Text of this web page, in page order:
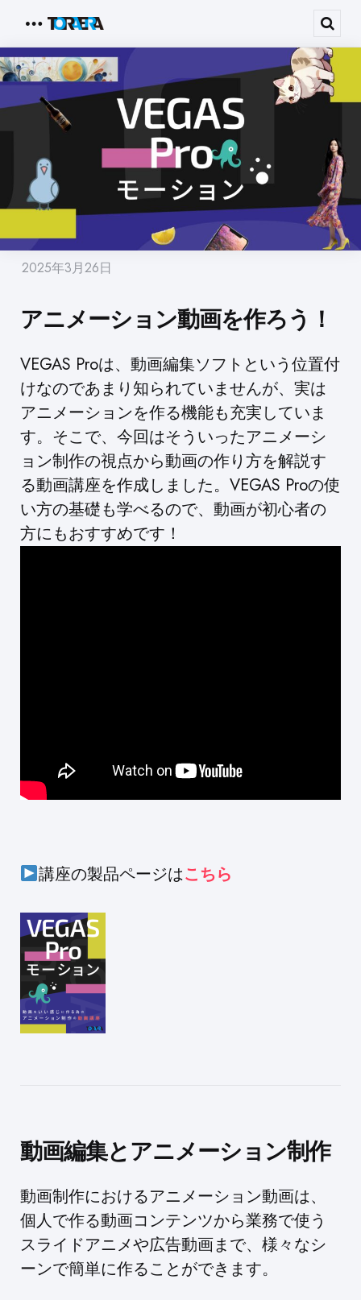
Menu
2025年3月26日
アニメーション動画を作ろう！
VEGAS Proは、動画編集ソフトという位置付
けなのであまり知られていませんが、実は
アニメーションを作る機能も充実していま
す。そこで、今回はそういったアニメーシ
ョン制作の視点から動画の作り方を解説す
る動画講座を作成しました。VEGAS Proの使
い方の基礎も学べるので、動画が初心者の
方にもおすすめです！
講座の製品ページはこちら
動画編集とアニメーション制作
動画制作におけるアニメーション動画は、
個人で作る動画コンテンツから業務で使う
スライドアニメや広告動画まで、様々なシ
ーンで簡単に作ることができます。